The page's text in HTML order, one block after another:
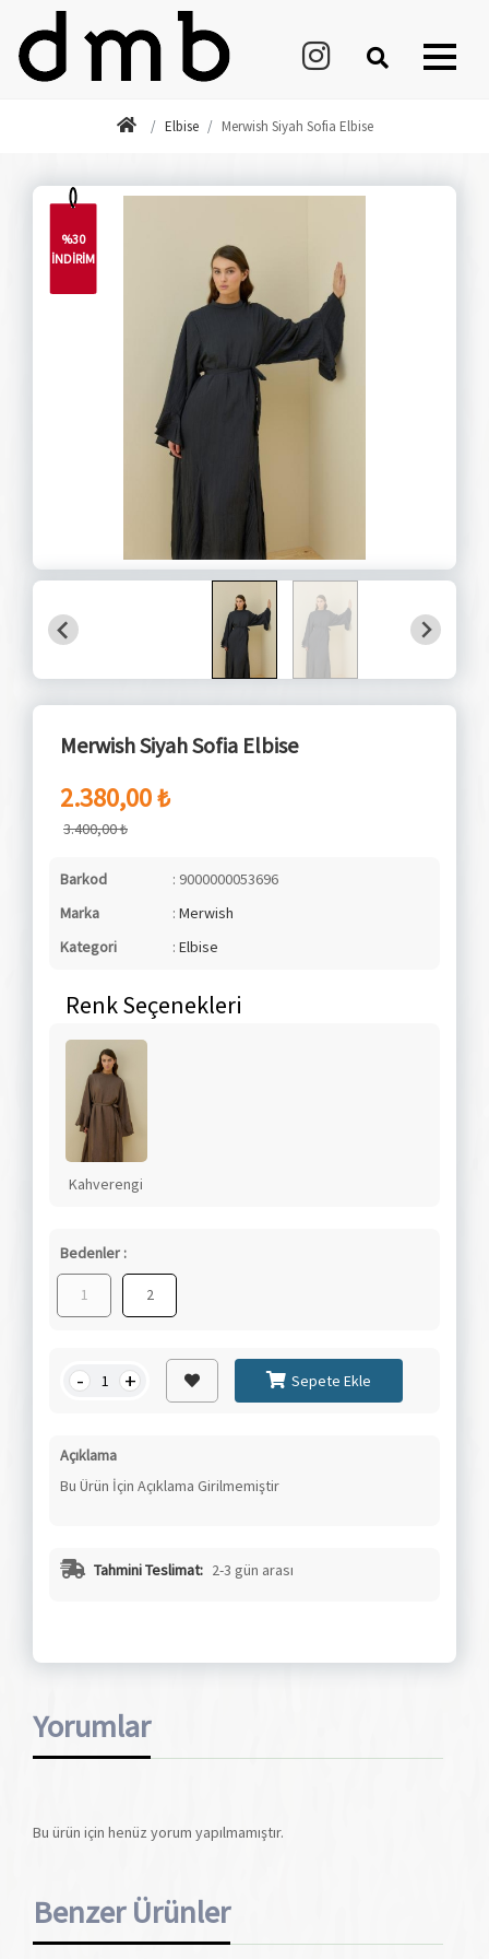
Elbise Merwish Siyah Sofia Elbise
%30
İNDİRİM
Merwish Siyah Sofia Elbise
2.380,00 ₺
3.400,00 ₺
Barkod
: 9000000053696
Marka
: Merwish
Kategori
: Elbise
Renk Seçenekleri
Kahverengi
Bedenler :
1 2
- + Sepete Ekle
Açıklama
Bu Ürün İçin Açıklama Girilmemiştir
Tahmini Teslimat: 2-3 gün arası
Yorumlar
Bu ürün için henüz yorum yapılmamıştır.
Benzer Ürünler